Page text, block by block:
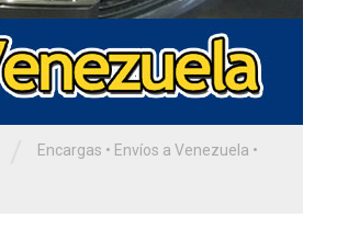
Encargas • Envíos a Venezuela •